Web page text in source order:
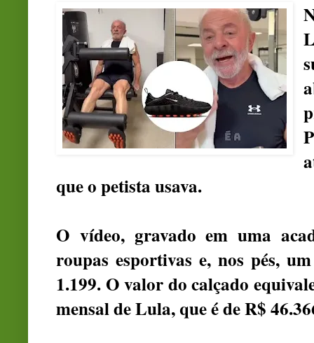
que o petista usava.
O vídeo, gravado em uma
roupas esportivas e, nos pés,
1.199. O valor do calçado
mensal de Lula, que é de R$